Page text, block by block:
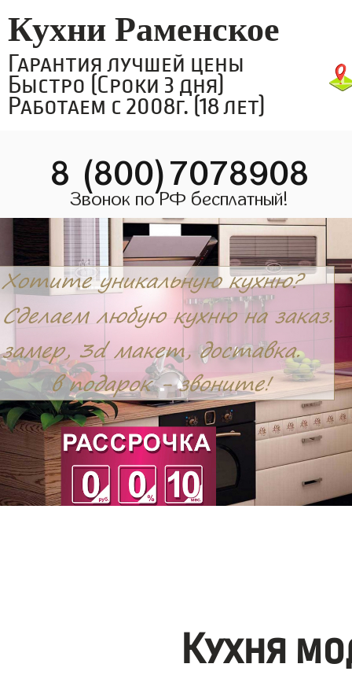
Кухни Раменское
Гарантия лучшей цены
Быстро (Сроки 3 дня)
Работаем с 2008г. (18 лет)
8 (800)7078908
Звонок по РФ бесплатный!
Кухня